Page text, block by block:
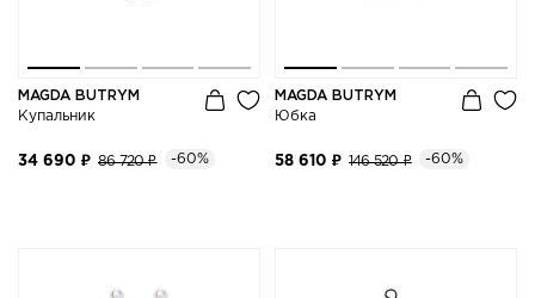
MAGDA BUTRYM
Купальник
34 690 ₽ 86 720 ₽ -60%
MAGDA BUTRYM
Юбка
58 610 ₽ 146 520 ₽ -60%